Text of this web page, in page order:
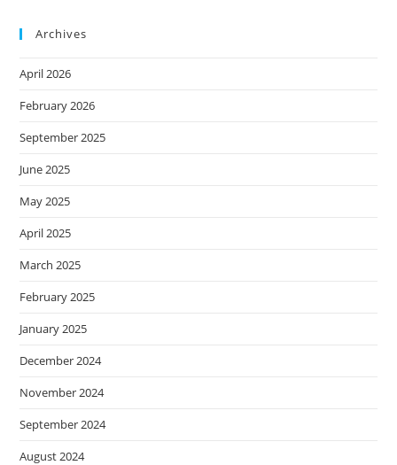
Archives
April 2026
February 2026
September 2025
June 2025
May 2025
April 2025
March 2025
February 2025
January 2025
December 2024
November 2024
September 2024
August 2024